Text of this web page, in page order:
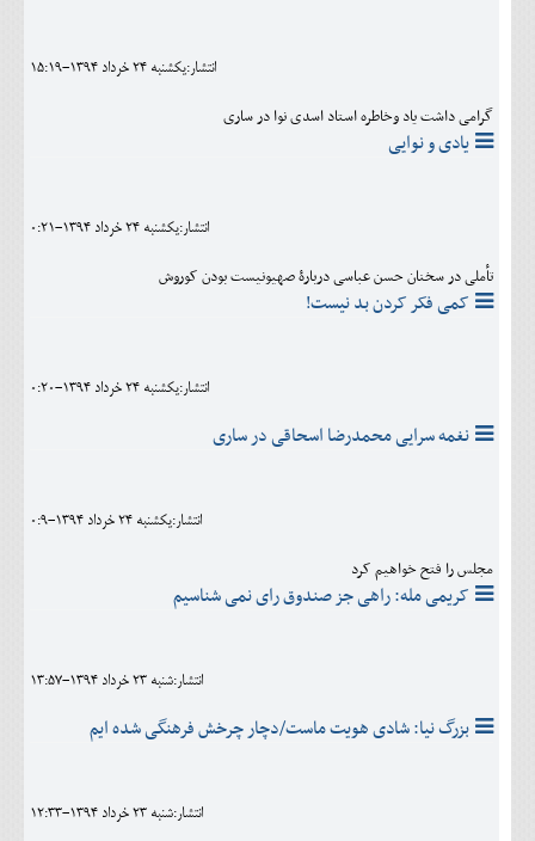
انتشار:يکشنبه 24 خرداد 1394-15:19
گرامی داشت یاد وخاطره استاد اسدی نوا در ساری
یادی و نوایی
انتشار:يکشنبه 24 خرداد 1394-0:21
تأملی در سخنان حسن عباسی دربارۀ صهیونیست بودن کوروش
کمی فکر کردن بد نیست!
انتشار:يکشنبه 24 خرداد 1394-0:20
نغمه سرایی محمدرضا اسحاقی در ساری
انتشار:يکشنبه 24 خرداد 1394-0:9
مجلس را فتح خواهیم کرد
کریمی مله: راهی جز صندوق رای نمی شناسیم
انتشار:شنبه 23 خرداد 1394-13:57
بزرگ نیا: شادی هویت ماست/دچار چرخش فرهنگی شده ایم
انتشار:شنبه 23 خرداد 1394-12:33